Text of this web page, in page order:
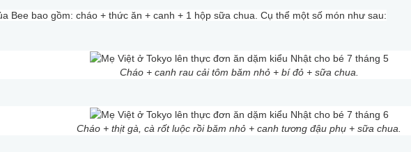
Bee bao gồm: cháo + thức ăn + canh + 1 hộp sữa chua. Cụ thể một số món như sau:
Cháo + canh rau cải tôm băm nhỏ + bí đỏ + sữa chua.
Cháo + thịt gà, cà rốt luộc rồi băm nhỏ + canh tương đậu phụ + sữa chua.